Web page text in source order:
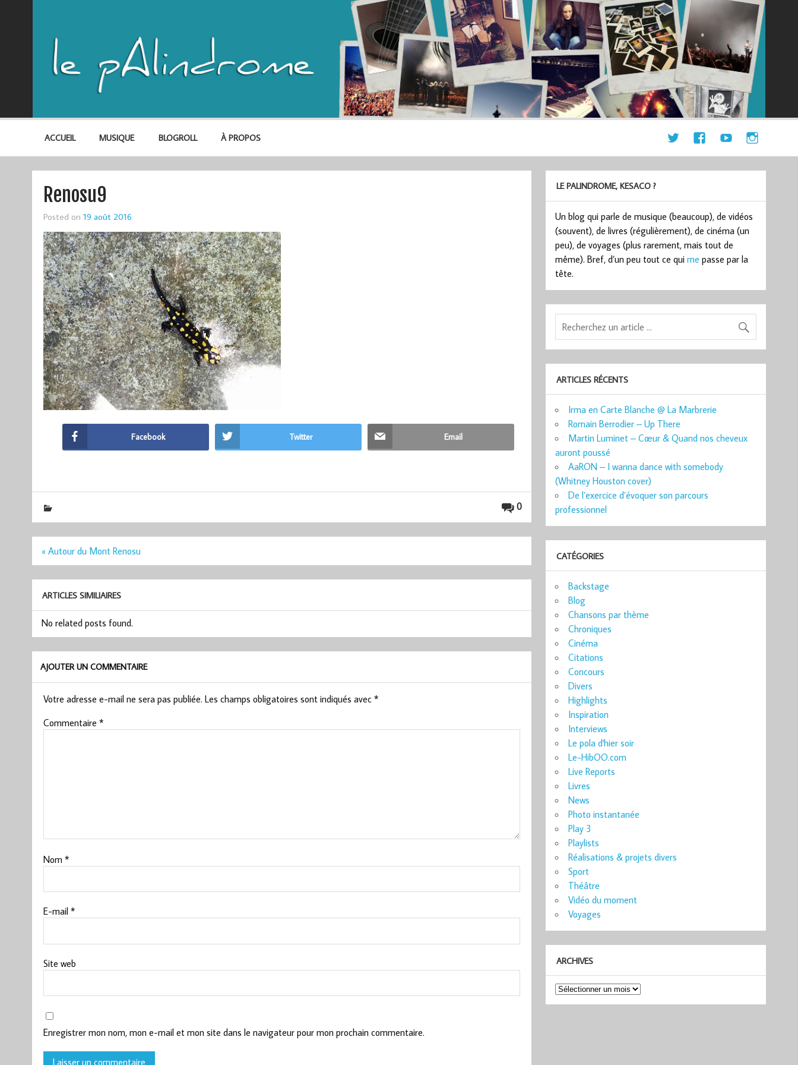
ACCUEIL MUSIQUE BLOGROLL À PROPOS
Renosu9
Posted on 19 août 2016
Facebook Twitter Email
0
Navigation
« Autour du Mont Renosu
ARTICLES SIMILIAIRES
No related posts found.
AJOUTER UN COMMENTAIRE
Votre adresse e-mail ne sera pas publiée. Les champs obligatoires sont indiqués avec *
Commentaire *
Nom *
E-mail *
Site web
Enregistrer mon nom, mon e-mail et mon site dans le navigateur pour mon prochain commentaire.
LE PALINDROME, KESACO ?
Un blog qui parle de musique (beaucoup), de vidéos
(souvent), de livres (régulièrement), de cinéma (un
peu), de voyages (plus rarement, mais tout de
même). Bref, d’un peu tout ce quime passe par la
tête.
ARTICLES RÉCENTS
Irma en Carte Blanche @ La Marbrerie
Romain Berrodier – Up There
Martin Luminet – Cœur & Quand nos cheveux
auront poussé
AaRON – I wanna dance with somebody
(Whitney Houston cover)
De l’exercice d’évoquer son parcours
professionnel
CATÉGORIES
Backstage
Blog
Chansons par thème
Chroniques
Cinéma
Citations
Concours
Divers
Highlights
Inspiration
Interviews
Le pola d'hier soir
Le-HibOO.com
Live Reports
Livres
News
Photo instantanée
Play 3
Playlists
Réalisations & projets divers
Sport
Théâtre
Vidéo du moment
Voyages
ARCHIVES
Archives